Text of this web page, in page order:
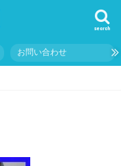
search
お問い合わせ